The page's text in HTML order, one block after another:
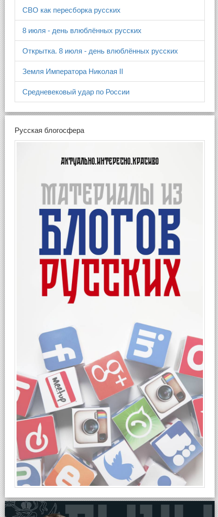
СВО как пересборка русских
8 июля - день влюблённых русских
Открытка. 8 июля - день влюблённых русских
Земля Императора Николая II
Средневековый удар по России
Русская блогосфера